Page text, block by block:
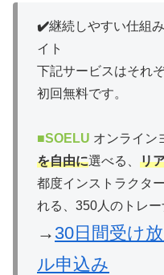
✔️継続しやすい仕組
イト
下記サービスはそれ
初回無料です。
■SOELU オンライン
を自由に選べる、 リ
都度インストラクタ
れる、350人のトレ
→ 30日間受け
ル申込み